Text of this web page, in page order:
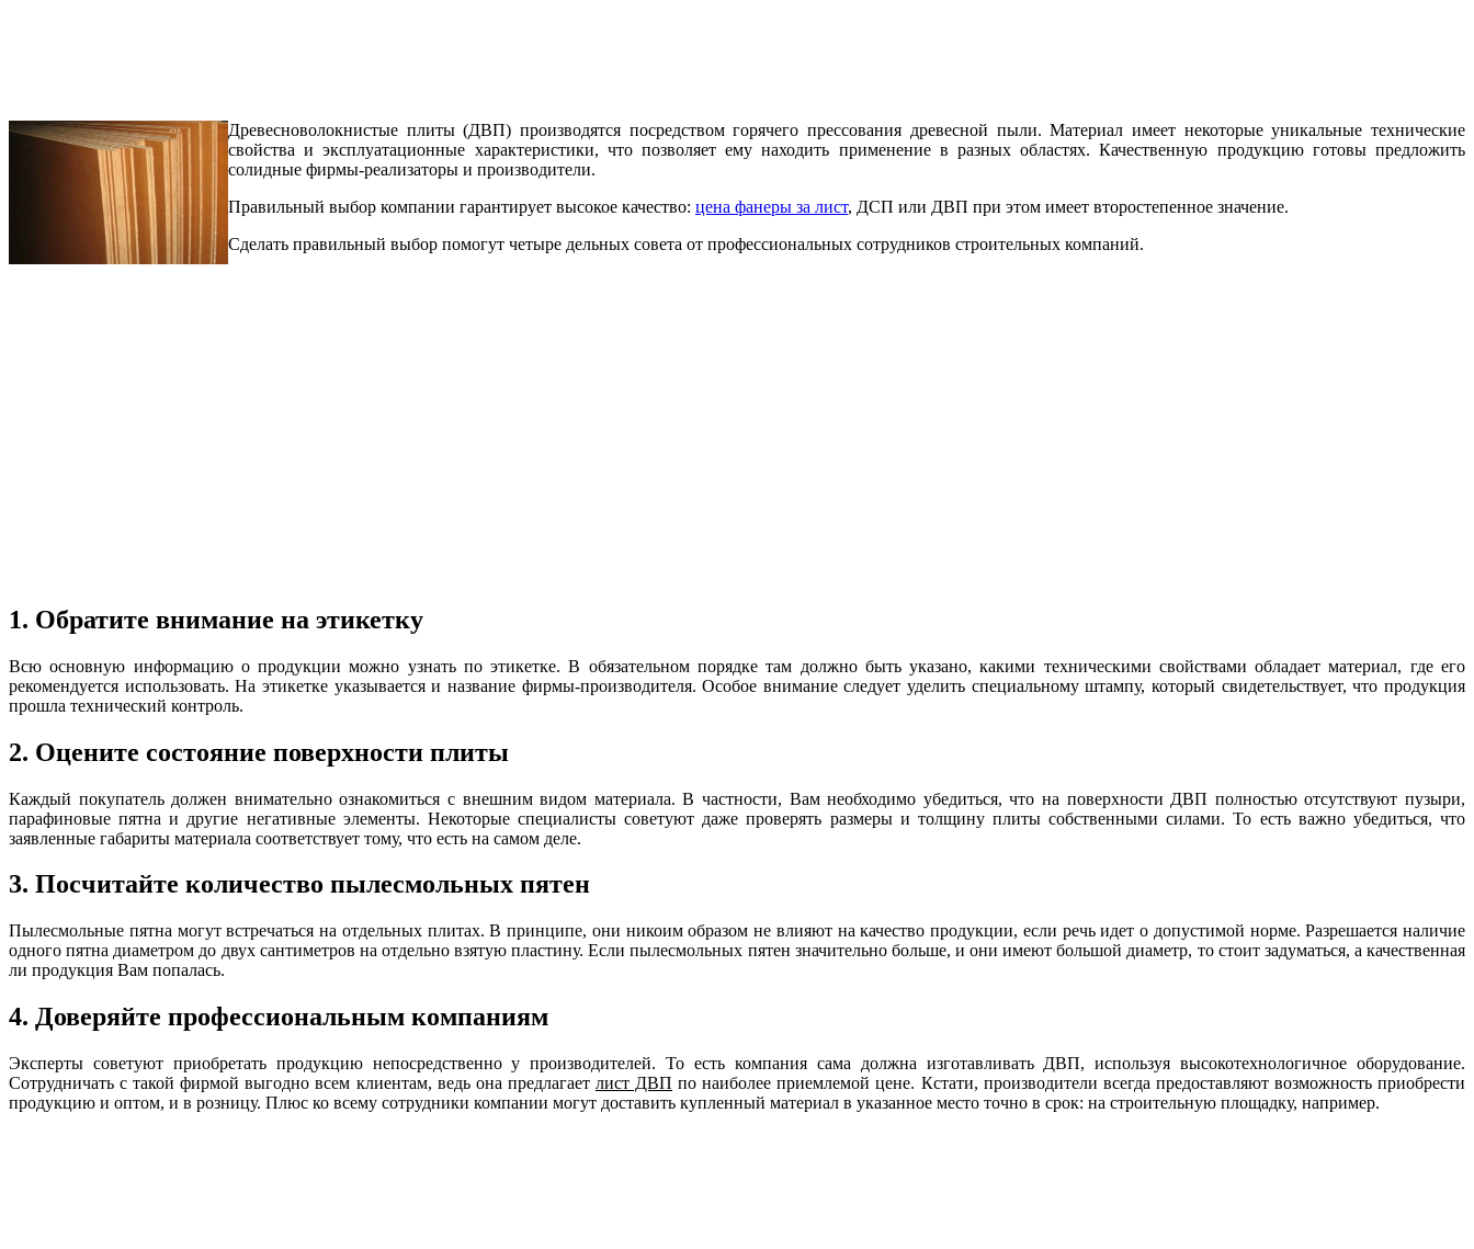
Древесноволокнистые плиты (ДВП) производятся посредством горячего прессования древесной пыли. Материал имеет некоторые уникальные технические
свойства и эксплуатационные характеристики, что позволяет ему находить применение в разных областях. Качественную продукцию готовы предложить
солидные фирмы-реализаторы и производители.
Правильный выбор компании гарантирует высокое качество: цена фанеры за лист, ДСП или ДВП при этом имеет второстепенное значение.
Сделать правильный выбор помогут четыре дельных совета от профессиональных сотрудников строительных компаний.
1. Обратите внимание на этикетку
Всю основную информацию о продукции можно узнать по этикетке. В обязательном порядке там должно быть указано, какими техническими свойствами обладает материал, где его
рекомендуется использовать. На этикетке указывается и название фирмы-производителя. Особое внимание следует уделить специальному штампу, который свидетельствует, что продукция
прошла технический контроль.
2. Оцените состояние поверхности плиты
Каждый покупатель должен внимательно ознакомиться с внешним видом материала. В частности, Вам необходимо убедиться, что на поверхности ДВП полностью отсутствуют пузыри,
парафиновые пятна и другие негативные элементы. Некоторые специалисты советуют даже проверять размеры и толщину плиты собственными силами. То есть важно убедиться, что
заявленные габариты материала соответствует тому, что есть на самом деле.
3. Посчитайте количество пылесмольных пятен
Пылесмольные пятна могут встречаться на отдельных плитах. В принципе, они никоим образом не влияют на качество продукции, если речь идет о допустимой норме. Разрешается наличие
одного пятна диаметром до двух сантиметров на отдельно взятую пластину. Если пылесмольных пятен значительно больше, и они имеют большой диаметр, то стоит задуматься, а качественная
ли продукция Вам попалась.
4. Доверяйте профессиональным компаниям
Эксперты советуют приобретать продукцию непосредственно у производителей. То есть компания сама должна изготавливать ДВП, используя высокотехнологичное оборудование.
Сотрудничать с такой фирмой выгодно всем клиентам, ведь она предлагает лист ДВП по наиболее приемлемой цене. Кстати, производители всегда предоставляют возможность приобрести
продукцию и оптом, и в розницу. Плюс ко всему сотрудники компании могут доставить купленный материал в указанное место точно в срок: на строительную площадку, например.